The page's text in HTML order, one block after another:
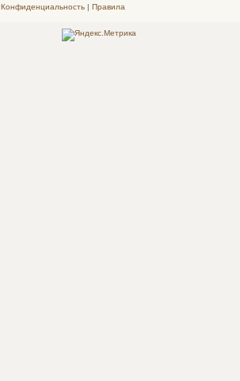
Конфиденциальность| Правила